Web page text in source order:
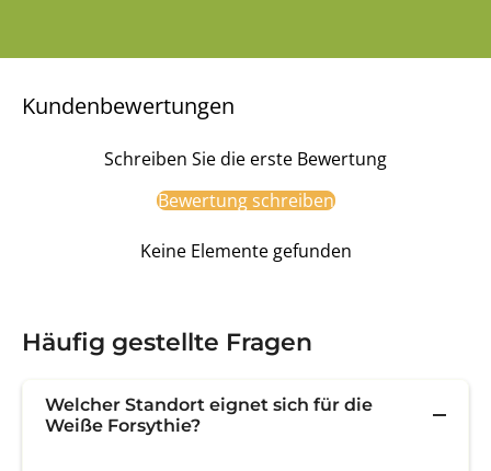
Kundenbewertungen
Schreiben Sie die erste Bewertung
Bewertung schreiben
Keine Elemente gefunden
Häufig gestellte Fragen
Welcher Standort eignet sich für die
Weiße Forsythie?